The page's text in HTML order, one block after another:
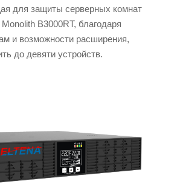
для защиты серверных комнат
B3000RT, благодаря
и возможности расширения,
до девяти устройств.